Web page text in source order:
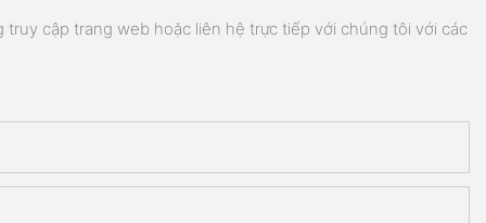
cập trang web hoặc liên hệ trực tiếp với chúng tôi với các